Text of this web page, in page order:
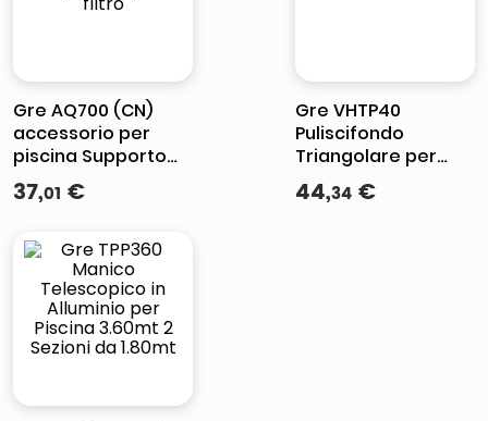
Gre AQ700 (CN)
accessorio per
piscina Supporto
per filtro
37,01 €
Gre VHTP40
Puliscifondo
Triangolare per
Piscina
44,34 €